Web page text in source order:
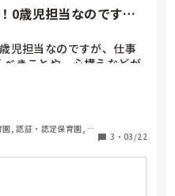
0歳児担当なのです
児担当なのですが、仕事
きことや、心構えなどが
, 認証・認定保育園, 小
3 ・ 03/22